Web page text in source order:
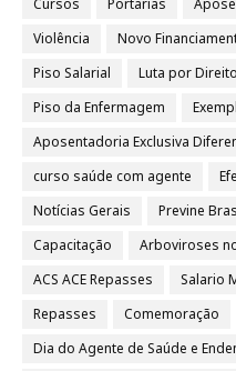
Cursos
Portarias
Violência
Novo
Piso Salarial
Luta por
Piso da Enfermagem
Aposentadoria Exclusiva
curso saúde com agente
Notícias Gerais
Previne
Capacitação
Arboviroses
ACS ACE Repasses
Salario
Repasses
Comemoração
Dia do Agente de Saúde e